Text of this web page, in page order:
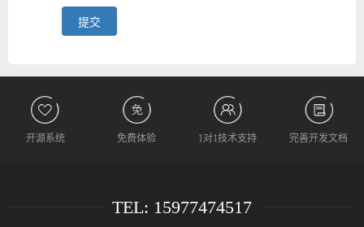
开源系统 免费体验 1对1技术支持 完善开发文档
TEL: 15977474517